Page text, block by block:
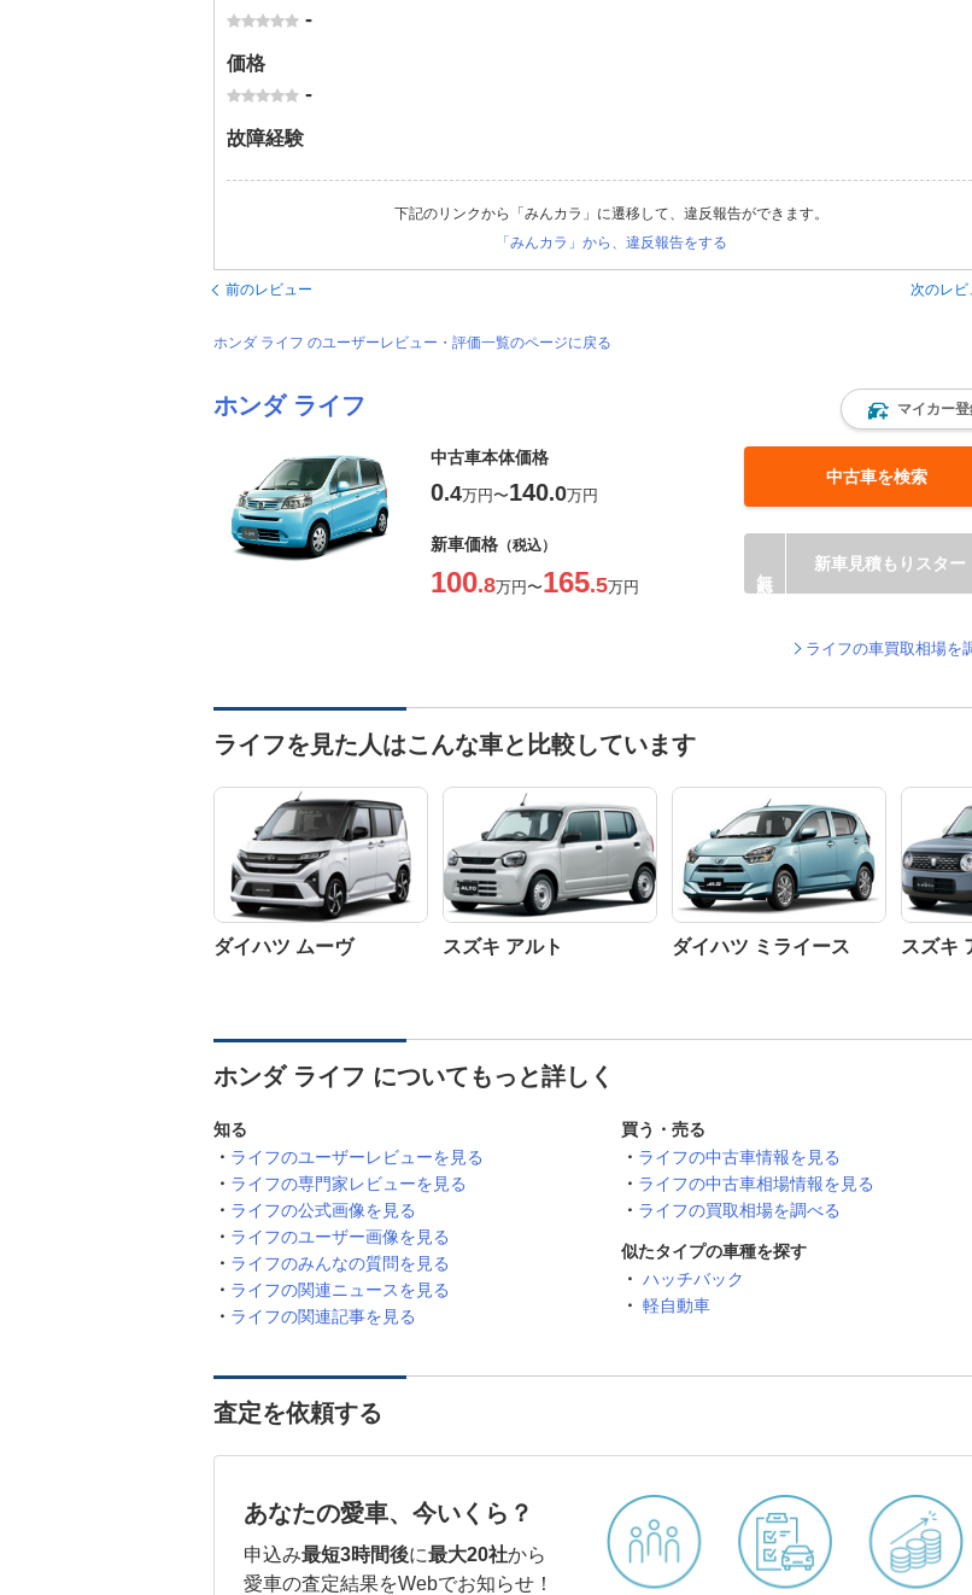
-
価格
-
故障経験
下記のリンクから「みんカラ」に遷移して、違反報告ができます。
「みんカラ」から、違反報告をする
前のレビュー 次のレビ
ホンダ ライフ のユーザーレビュー・評価一覧のページに戻る
ホンダ ライフ マイカー
中古車本体価格
0.4万円〜140.0万円
中古車を検索
新車価格 （税込）
100.8万円〜165.5万円
新車見積もりスター
ライフの車買取相場を
ライフを見た人はこんな車と比較しています
ダイハツ ムーヴ スズキ アルト ダイハツ ミライース スズキ
ホンダ ライフ についてもっと詳しく
知る
ライフのユーザーレビューを見る
ライフの専門家レビューを見る
ライフの公式画像を見る
ライフのユーザー画像を見る
ライフのみんなの質問を見る
ライフの関連ニュースを見る
ライフの関連記事を見る
買う・売る
ライフの中古車情報を見る
ライフの中古車相場情報を見る
ライフの買取相場を調べる
似たタイプの車種を探す
ハッチバック
軽自動車
査定を依頼する
あなたの愛車、今いくら？
申込み最短3時間後に最大20社から
愛車の査定結果をWebでお知らせ！